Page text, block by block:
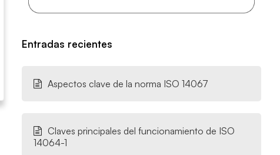
Entradas recientes
Aspectos clave de la norma ISO 14067
Claves principales del funcionamiento de ISO
14064-1